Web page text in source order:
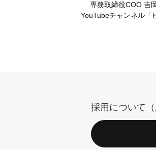
専務取締役COO 吉
YouTubeチャンネル「
採用について（